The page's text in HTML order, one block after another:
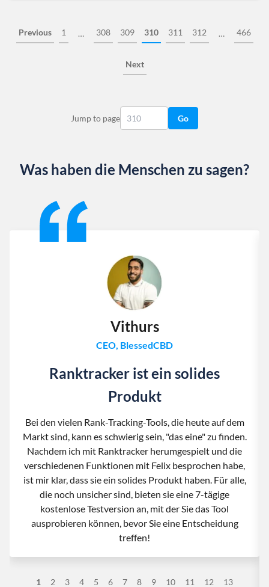
Previous 1 … 308 309 310 311 312 … 466
Next
Jump to page Go
Was haben die Menschen zu sagen?
1 2 3 4 5 6 7 8 9 10 11 12 13
Vithurs
CEO, BlessedCBD
Ranktracker ist ein solides
Produkt
Bei den vielen Rank-Tracking-Tools, die heute auf dem
Markt sind, kann es schwierig sein, "das eine" zu finden.
Nachdem ich mit Ranktracker herumgespielt und die
verschiedenen Funktionen mit Felix besprochen habe,
ist mir klar, dass sie ein solides Produkt haben. Für alle,
die noch unsicher sind, bieten sie eine 7-tägige
kostenlose Testversion an, mit der Sie das Tool
ausprobieren können, bevor Sie eine Entscheidung
treffen!